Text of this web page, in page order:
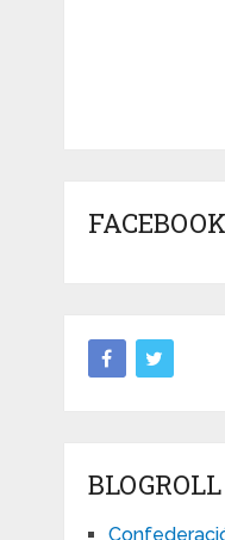
FACEBOOK
BLOGROLL